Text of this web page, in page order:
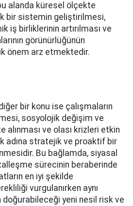
alanda küresel ölçekte
bir sistemin geliştirilmesi,
iş birliklerinin artırılması ve
görünürlüğünün
önem arz etmektedir.
bir konu ise çalışmaların
sosyolojik değişim ve
alınması ve olası krizleri etkin
adına stratejik ve proaktif bir
Bu bağlamda, siyasal
sürecinin beraberinde
en iyi şekilde
vurgulanırken aynı
yeni nesil risk ve